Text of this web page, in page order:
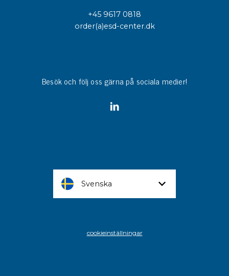
+45 9617 0818
order(a)esd-center.dk
Besök och följ oss gärna på sociala medier!
Svenska
cookieinställningar